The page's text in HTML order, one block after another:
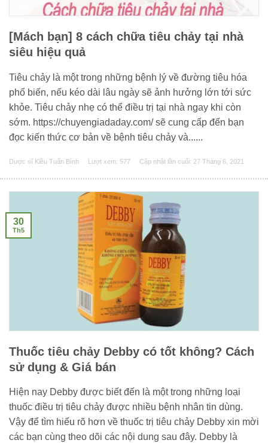
[Mách bạn] 8 cách chữa tiêu chảy tại nhà
siêu hiệu quả
Tiêu chảy là một trong những bệnh lý về đường tiêu hóa
phổ biến, nếu kéo dài lâu ngày sẽ ảnh hưởng lớn tới sức
khỏe. Tiêu chảy nhẹ có thể điều trị tại nhà ngay khi còn
sớm. https://chuyengiadaday.com/ sẽ cung cấp đến bạn
đọc kiến thức cơ bản về bệnh tiêu chảy và......
Dược sĩ Kiều Tuấn Bình Lượt xem: 577 Cập nhật lần cuối: 27 Tháng 6, 2021
Thuốc tiêu chảy Debby có tốt không? Cách
sử dụng & Giá bán
Hiện nay Debby được biết đến là một trong những loại
thuốc điều trị tiêu chảy được nhiều bệnh nhân tin dùng.
Vậy để tìm hiểu rõ hơn về thuốc trị tiêu chảy Debby xin mời
các bạn cùng theo dõi các nội dung sau đây. Debby là
30
Th5